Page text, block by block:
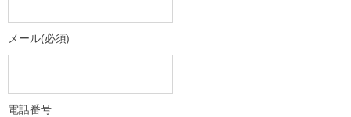
メール(必須)
電話番号